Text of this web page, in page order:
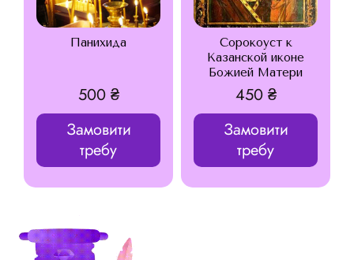
Панихида
500 ₴
Замовити
требу
Сорокоуст к
Казанской иконе
Божией Матери
450 ₴
Замовити
требу